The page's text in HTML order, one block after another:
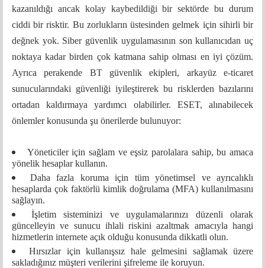
kazanıldığı ancak kolay kaybedildiği bir sektörde bu durum
ciddi bir risktir. Bu zorlukların üstesinden gelmek için sihirli bir
değnek yok. Siber güvenlik uygulamasının son kullanıcıdan uç
noktaya kadar birden çok katmana sahip olması en iyi çözüm.
Ayrıca perakende BT güvenlik ekipleri, arkayüz e-ticaret
sunucularındaki güvenliği iyileştirerek bu risklerden bazılarını
ortadan kaldırmaya yardımcı olabilirler. ESET, alınabilecek
önlemler konusunda şu önerilerde bulunuyor:
Yöneticiler için sağlam ve eşsiz parolalara sahip, bu amaca
yönelik hesaplar kullanın.
Daha fazla koruma için tüm yönetimsel ve ayrıcalıklı
hesaplarda çok faktörlü kimlik doğrulama (MFA) kullanılmasını
sağlayın.
İşletim sisteminizi ve uygulamalarınızı düzenli olarak
güncelleyin ve sunucu ihlali riskini azaltmak amacıyla hangi
hizmetlerin internete açık olduğu konusunda dikkatli olun.
Hırsızlar için kullanışsız hale gelmesini sağlamak üzere
sakladığınız müşteri verilerini şifreleme ile koruyun.